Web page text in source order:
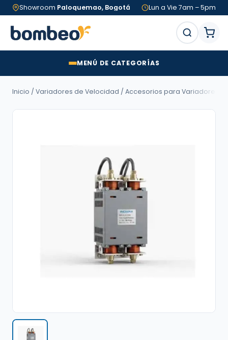
Showroom Paloquemao, Bogotá Lun a Vie 7am – 5pm
MENÚ DE CATEGORÍAS
Inicio / Variadores de Velocidad / Accesorios para Variadores